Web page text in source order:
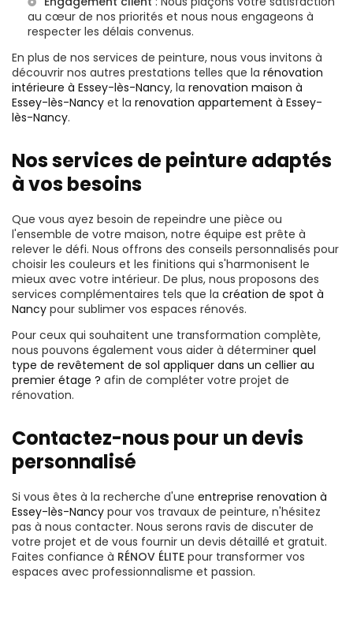
au cœur de nos priorités et nous nous engageons à
respecter les délais convenus.
En plus de nos services de peinture, nous vous invitons à
découvrir nos autres prestations telles que la rénovation
intérieure à Essey-lès-Nancy, la renovation maison à
Essey-lès-Nancy et la renovation appartement à Essey-
lès-Nancy.
Nos services de peinture adaptés
à vos besoins
Que vous ayez besoin de repeindre une pièce ou
l'ensemble de votre maison, notre équipe est prête à
relever le défi. Nous offrons des conseils personnalisés pour
choisir les couleurs et les finitions qui s'harmonisent le
mieux avec votre intérieur. De plus, nous proposons des
services complémentaires tels que la création de spot à
Nancy pour sublimer vos espaces rénovés.
Pour ceux qui souhaitent une transformation complète,
nous pouvons également vous aider à déterminer quel
type de revêtement de sol appliquer dans un cellier au
premier étage ? afin de compléter votre projet de
rénovation.
Contactez-nous pour un devis
personnalisé
Si vous êtes à la recherche d'une entreprise renovation à
Essey-lès-Nancy pour vos travaux de peinture, n'hésitez
pas à nous contacter. Nous serons ravis de discuter de
votre projet et de vous fournir un devis détaillé et gratuit.
Faites confiance à RÉNOV ÉLITE pour transformer vos
espaces avec professionnalisme et passion.